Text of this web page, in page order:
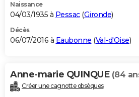
Naissance
04/03/1935 à Pessac(Gironde)
Décès
06/07/2016 à Eaubonne (Val-d'Oise)
Anne-marie QUINQUE (84
Créer une cagnotte obsèques